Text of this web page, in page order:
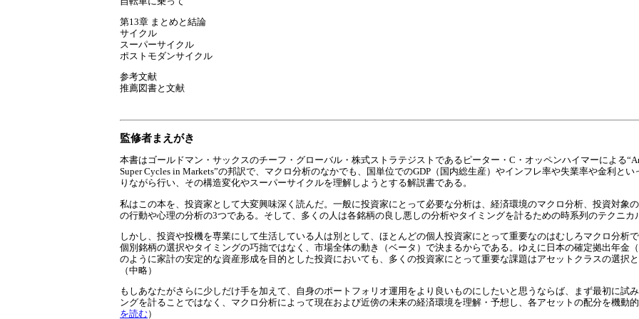
第13章 まとめと結論
サイクル
スーパーサイクル
ポストモダンサイクル
参考文献
推薦図書と文献
監修者まえがき
本書はゴールドマン・サックスのチーフ・グローバル・株式ストラテジストであるピーター・C・オッペンハイマーによる
Super Cycles in Markets”の邦訳で、マクロ分析のなかでも、国単位でのGDP（国内総生産）やインフレ率や失業率や金利と
りながら行い、その構造変化やスーパーサイクルを理解しようとする解説書である。
私はこの本を、投資家として大変興味深く読んだ。一般に投資家にとって必要な分析は、経済環境のマクロ分析、投資対象
の行動や心理の分析の3つである。そして、多くの人は各銘柄の良し悪しの分析やタイミングを計るための時系列のテクニ
しかし、投資や投機を専業にして生活している人は別として、ほとんどの個人投資家にとって重要なのはむしろマクロ分析
個別銘柄の選択やタイミングの巧拙ではなく、市場全体の動き（ベータ）で決まるからである。ゆえに日本の確定拠出年金
のように家計の安定的な資産形成を目的とした投資においても、多くの投資家にとって重要な課題はアセットクラスの選択
（中略）
もしあなたがさらに少しだけ手を加えて、自身のポートフォリオ運用をより良いものにしたいと思うならば、まず最初に試
ングを計ることではなく、マクロ分析によって現在および近傍の未来の経済環境を理解・予想し、各アセットの配分を機
を読む）